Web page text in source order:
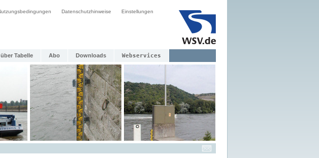
Datenschutzhinweise Einstellungen
Tabelle Abo Downloads Webservices